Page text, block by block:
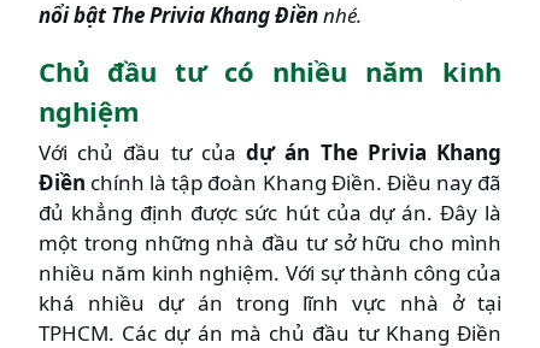
nổi bật The Privia Khang Điềnnhé.
Chủ đầu tư có nhiều năm kinh
nghiệm
Với chủ đầu tư củadự án The Privia Khang
Điền chính là tập đoàn Khang Điền. Điều nay đã
đủ khẳng định được sức hút của dự án. Đây là
một trong những nhà đầu tư sở hữu cho mình
nhiều năm kinh nghiệm. Với sự thành công của
khá nhiều dự án trong lĩnh vực nhà ở tại
TPHCM. Các dự án mà chủ đầu tư Khang Điền